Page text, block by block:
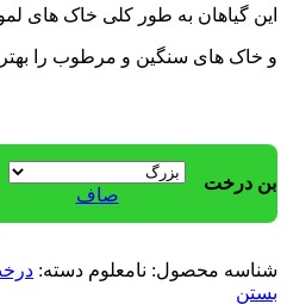
این گیاهان به طور کلى خاک هاى
و خاک هاى سنگین و مرطوب را بهتر
بن درخت
صاف
شناسه محصول: نامعلوم دسته:
بستن